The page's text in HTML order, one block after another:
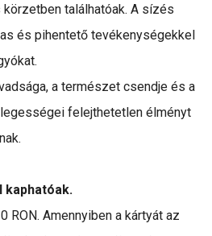
találhatóak. A sízés
és pihentető tevékenységekkel
a természet csendje és a
felejthetetlen élményt
kaphatóak.
RON. Amennyiben a kártyát az